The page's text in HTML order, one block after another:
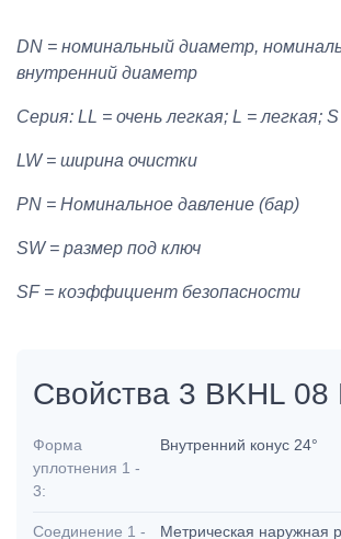
DN = номинальный диаметр,
внутренний диаметр
Серия: LL = очень легкая; L = легкая;
LW = ширина очистки
PN = Номинальное давление (бар)
SW = размер под ключ
SF = коэффициент безопасности
Свойства 3 BKHL 08
Форма
уплотнения 1 -
3:
Внутренний конус 24°
Соединение 1 -
Метрическая наружная